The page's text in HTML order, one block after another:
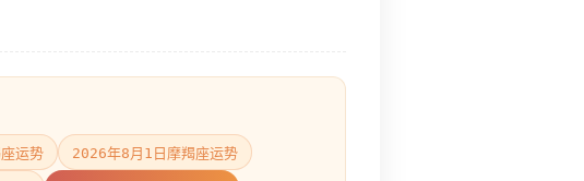
运势 2026年8月1日摩羯座运势